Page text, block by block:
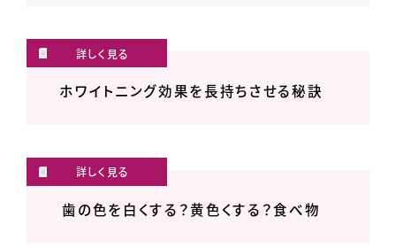
ホワイトニング効果を長持ちさせる秘訣
歯の色を白くする？黄色くする？食べ物